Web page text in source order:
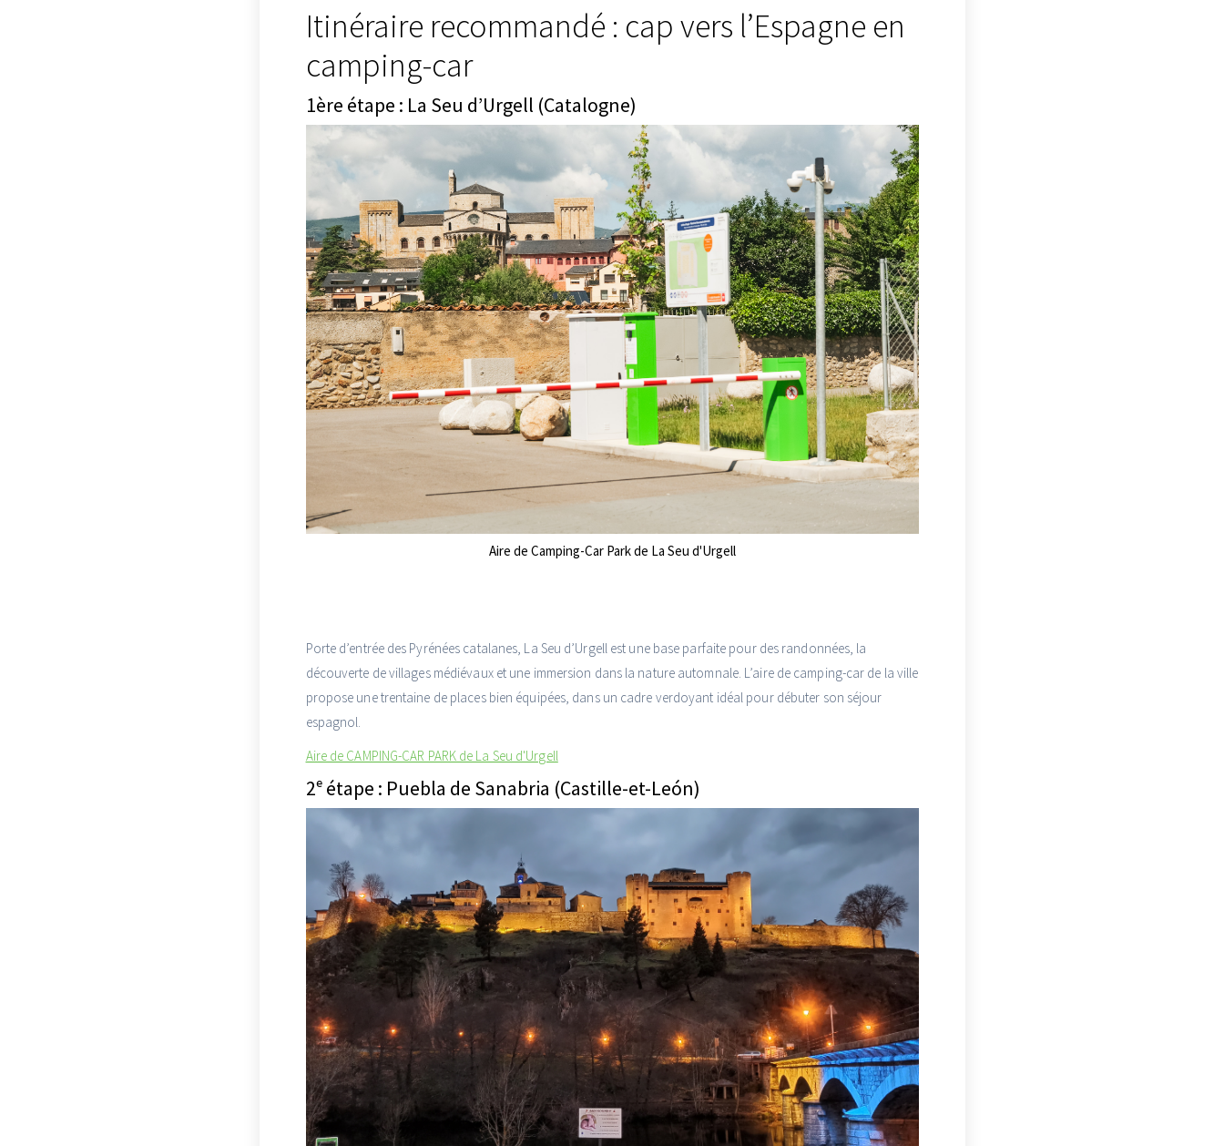
Itinéraire recommandé : cap vers l’Espagne en
camping-car
1ère étape : La Seu d’Urgell (Catalogne)
Aire de Camping-Car Park de La Seu d'Urgell
Porte d’entrée des Pyrénées catalanes, La Seu d’Urgell est une base parfaite pour des randonnées, la
découverte de villages médiévaux et une immersion dans la nature automnale. L’aire de camping-car de la ville
propose une trentaine de places bien équipées, dans un cadre verdoyant idéal pour débuter son séjour
espagnol.
Aire de CAMPING-CAR PARK de La Seu d'Urgell
2ᵉ étape : Puebla de Sanabria (Castille-et-León)